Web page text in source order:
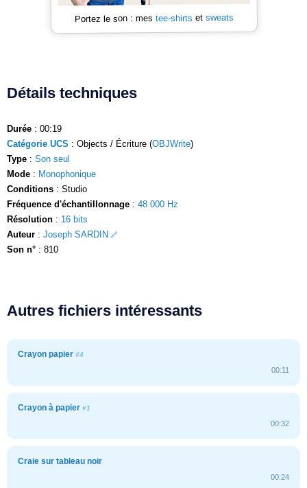
Portez le son : mes tee-shirts et sweats
Détails techniques
Durée : 00:19
Catégorie UCS : Objects / Écriture (OBJWrite)
Type : Son seul
Mode : Monophonique
Conditions : Studio
Fréquence d'échantillonnage : 48 000 Hz
Résolution : 16 bits
Auteur : Joseph SARDIN
Son n° : 810
Autres fichiers intéressants
Crayon papier #4
00:11
Crayon à papier #1
00:32
Craie sur tableau noir
00:24